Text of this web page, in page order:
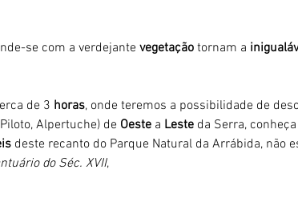
se com a verdejante vegetação tornam a
de 3 horas, onde teremos a possibilidade de
Alpertuche) de Oeste a Leste da Serra,
deste recanto do Parque Natural da Arrábida, não
do Séc. XVII,